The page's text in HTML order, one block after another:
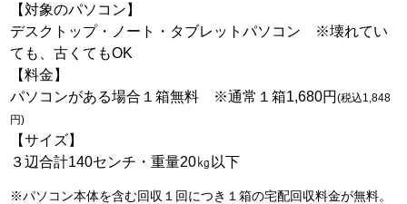
【対象のパソコン】
デスクトップ・ノート・タブレットパソコン ※壊れてい
ても、古くてもOK
【料金】
パソコンがある場合１箱無料 ※通常１箱1,680円(税込1,848
円)
【サイズ】
３辺合計140センチ・重量20㎏以下
※パソコン本体を含む回収１回につき１箱の宅配回収料金が無料。